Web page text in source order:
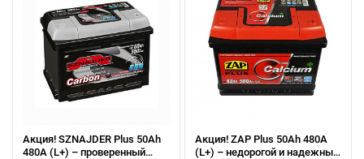
Акция! SZNAJDER Plus 50Ah
480A (L+) – проверенный
Акция! ZAP Plus 50Ah 480A
(L+) – недорогой и надежный